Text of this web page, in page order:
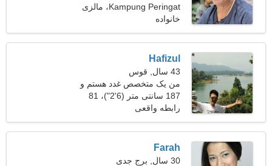
48-52
Kampung Peringat، مالزی
خانواده
Hafizul
43 سال, قوس
من یک متخصص غدد هستم و
به دنبال یک خانم باحال هستم
187 سانتی متر (6'2")، 81
کیلوگرم (178 پوند)
رابطه واقعی
Farah
30 سال, برج جدی